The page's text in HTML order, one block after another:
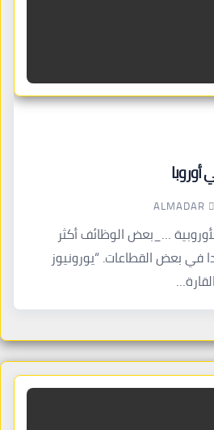
ALMADAR
…_بعض الوظائف أكثر
في بعض القطاعات. “يورونيوز